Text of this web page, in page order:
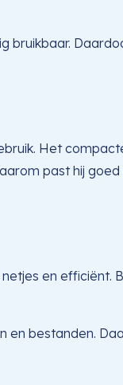
bruikbaar.
Het
past hij
en efficiënt.
en bestanden.